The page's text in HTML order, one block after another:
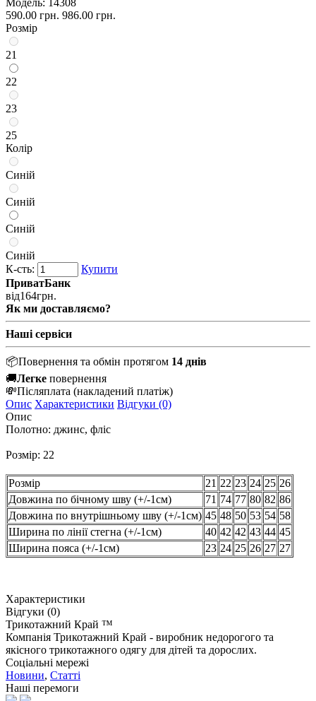
590.00 грн. 986.00 грн.
Розмір
21
22
23
25
Колір
Синій
Синій
Синій
Синій
К-сть:
Купити
ПриватБанк
від164грн.
Як ми доставляємо?
Наші сервіси
📦Повернення та обмін протягом 14 днів
🚚Легке повернення
💸Післяплата (накладений платіж)
Опис Характеристики Відгуки (0)
Опис
Полотно: джинс, фліс
Розмір: 22
Розмір 21 22 23 24 25 26
Довжина по бічному шву (+/-1см)
71 74 77 80 82 86
Довжина по внутрішньому шву (+/-1см) 45 48 50 53 54 58
Ширина по лінії стегна (+/-1см)
40 42 42 43 44 45
Ширина пояса (+/-1см)
23 24 25 26 27 27
Характеристики
Відгуки (0)
Трикотажний Край ™
Компанія Трикотажний Край - виробник недорогого та
якісного трикотажного одягу для дітей та дорослих.
Соціальні мережі
Новини, Статті
Наші перемоги